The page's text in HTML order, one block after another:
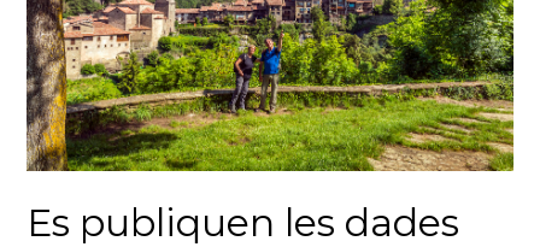
Es publiquen les dades